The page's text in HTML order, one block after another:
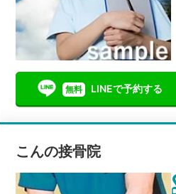
無料 LINEで予約する
こんの接骨院